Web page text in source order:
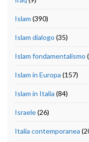
Islam (390)
Islam dialogo (35)
Islam fondamentalismo
Islam in Europa (157)
Islam in Italia (84)
Israele(26)
Italia contemporanea